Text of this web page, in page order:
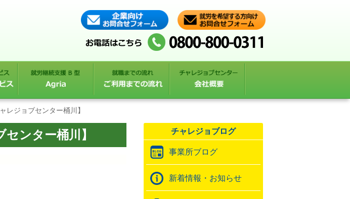
レジョブセンター桶川】
ンター桶川】 チャレジョブログ
事業所ブログ
新着情報・お知らせ